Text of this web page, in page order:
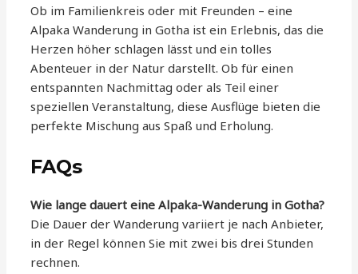
Ob im Familienkreis oder mit Freunden – eine
Alpaka Wanderung in Gotha ist ein Erlebnis, das die
Herzen höher schlagen lässt und ein tolles
Abenteuer in der Natur darstellt. Ob für einen
entspannten Nachmittag oder als Teil einer
speziellen Veranstaltung, diese Ausflüge bieten die
perfekte Mischung aus Spaß und Erholung.
FAQs
Wie lange dauert eine Alpaka-Wanderung in Gotha?
Die Dauer der Wanderung variiert je nach Anbieter,
in der Regel können Sie mit zwei bis drei Stunden
rechnen.